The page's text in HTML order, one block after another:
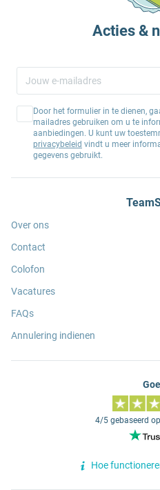
Acties &
Door het formulier in te dienen,
mailadres gebruiken om u te
aanbiedingen. U kunt uw
privacybeleid vindt u meer
gegevens gebruikt.
Over ons
Contact
Colofon
Vacatures
FAQs
Annulering indienen
4/5 gebaseerd op
Hoe